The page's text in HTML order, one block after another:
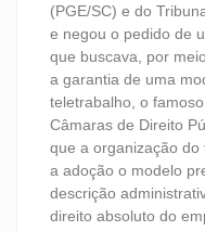
(PGE/SC) e do
e negou o pedido de
que buscava, por
a garantia de uma
teletrabalho, o
Câmaras de Direito
que a organização do
a adoção o modelo
descrição
direito absoluto do